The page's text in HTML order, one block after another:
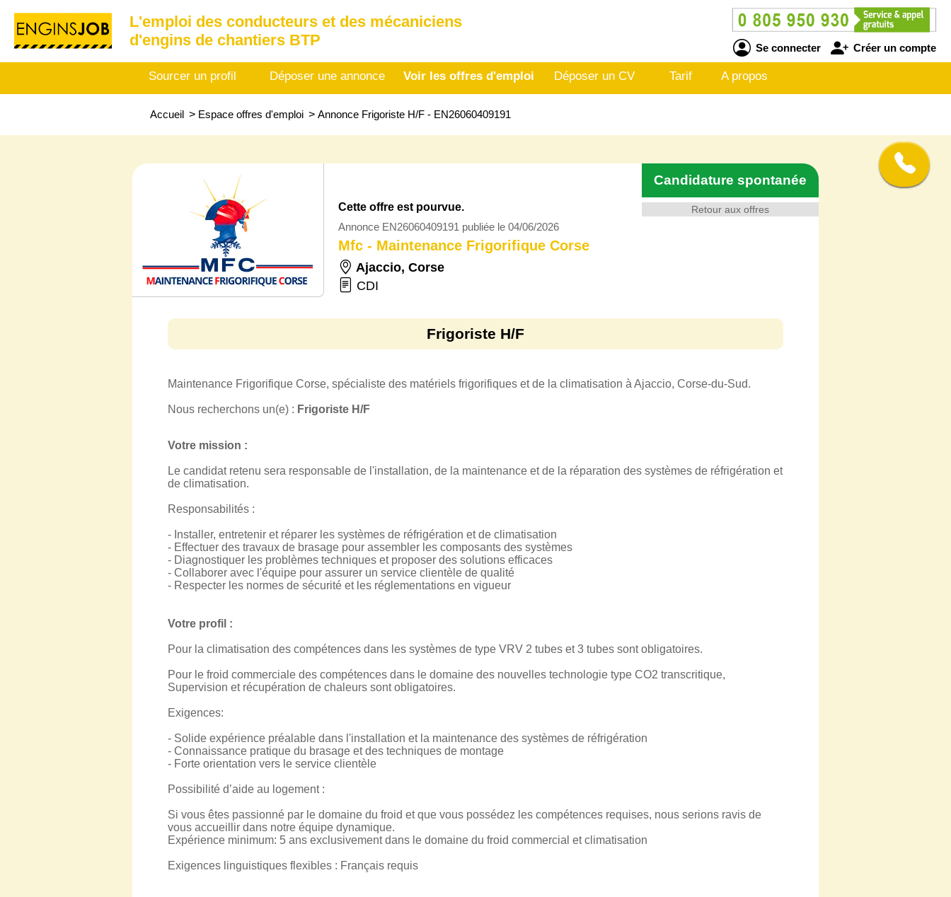
L'emploi des conducteurs et des mécaniciens
d'engins de chantiers BTP
Se connecter Créer un compte
Sourcer un profil Déposer une annonce Voir les offres d'emploi Déposer un CV Tarif A propos
Accueil > Espace offres d'emploi > Annonce Frigoriste H/F - EN26060409191
Retour aux offres
Candidature spontanée
Cette offre est pourvue.
Annonce EN26060409191 publiée le 04/06/2026
Mfc - Maintenance Frigorifique Corse
Ajaccio, Corse
CDI
Frigoriste H/F
Maintenance Frigorifique Corse, spécialiste des matériels frigorifiques et de la climatisation à Ajaccio, Corse-du-Sud.
Nous recherchons un(e) : Frigoriste H/F
Votre mission :
Le candidat retenu sera responsable de l'installation, de la maintenance et de la réparation des systèmes de réfrigération et
de climatisation.
Responsabilités :
- Installer, entretenir et réparer les systèmes de réfrigération et de climatisation
- Effectuer des travaux de brasage pour assembler les composants des systèmes
- Diagnostiquer les problèmes techniques et proposer des solutions efficaces
- Collaborer avec l'équipe pour assurer un service clientèle de qualité
- Respecter les normes de sécurité et les réglementations en vigueur
Votre profil :
Pour la climatisation des compétences dans les systèmes de type VRV 2 tubes et 3 tubes sont obligatoires.
Pour le froid commerciale des compétences dans le domaine des nouvelles technologie type CO2 transcritique,
Supervision et récupération de chaleurs sont obligatoires.
Exigences:
- Solide expérience préalable dans l'installation et la maintenance des systèmes de réfrigération
- Connaissance pratique du brasage et des techniques de montage
- Forte orientation vers le service clientèle
Possibilité d’aide au logement :
Si vous êtes passionné par le domaine du froid et que vous possédez les compétences requises, nous serions ravis de
vous accueillir dans notre équipe dynamique.
Expérience minimum: 5 ans exclusivement dans le domaine du froid commercial et climatisation
Exigences linguistiques flexibles : Français requis